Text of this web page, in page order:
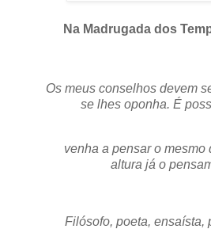
Na Madrugada dos
Os meus conselhos devem
se lhes oponha. É
venha a pensar o mesmo
altura já o
Filósofo, poeta, ensaísta,